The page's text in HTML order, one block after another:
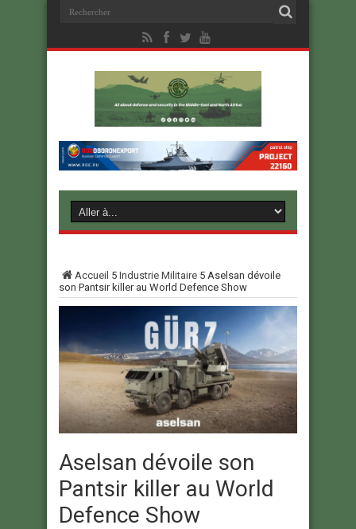
Accueil 5 Industrie Militaire 5 Aselsan dévoile
son Pantsir killer au World Defence Show
Aselsan dévoile son
Pantsir killer au World
Defence Show